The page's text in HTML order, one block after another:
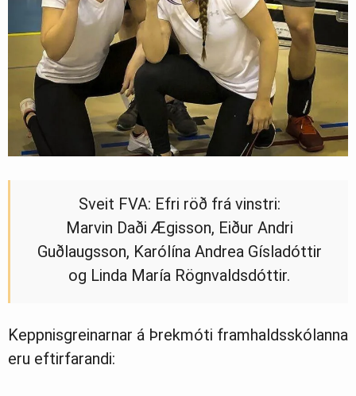
Sveit FVA: Efri röð frá vinstri:
Marvin Daði Ægisson, Eiður Andri
Guðlaugsson, Karólína Andrea Gísladóttir
og Linda María Rögnvaldsdóttir.
Keppnisgreinarnar á Þrekmóti framhaldsskólanna
eru eftirfarandi: